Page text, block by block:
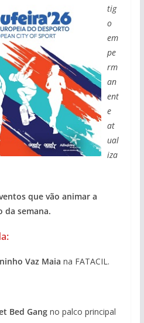
tig
o
em
pe
rm
an
ent
e
at
ual
iza
que vão animar a
da semana.
Vaz Maia na FATACIL.
Bed Gang no palco principal